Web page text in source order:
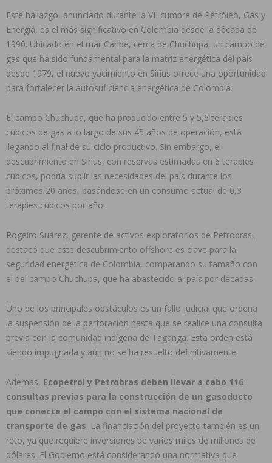
Este hallazgo, anunciado durante la VII cumbre de Petróleo, Gas y
Energía, es el más significativo en Colombia desde la década de
1990. Ubicado en el mar Caribe, cerca de Chuchupa, un campo de
gas que ha sido fundamental para la matriz energética del país
desde 1979, el nuevo yacimiento en Sirius ofrece una oportunidad
para fortalecer la autosuficiencia energética de Colombia.
El campo Chuchupa, que ha producido entre 5 y 5,6 terapies
cúbicos de gas a lo largo de sus 45 años de operación, está
llegando al final de su ciclo productivo. Sin embargo, el
descubrimiento en Sirius, con reservas estimadas en 6 terapies
cúbicos, podría suplir las necesidades del país durante los
próximos 20 años, basándose en un consumo actual de 0,3
terapies cúbicos por año.
Rogeiro Suárez, gerente de activos exploratorios de Petrobras,
destacó que este descubrimiento offshore es clave para la
seguridad energética de Colombia, comparando su tamaño con
el del campo Chuchupa, que ha abastecido al país por décadas.
Uno de los principales obstáculos es un fallo judicial que ordena
la suspensión de la perforación hasta que se realice una consulta
previa con la comunidad indígena de Taganga. Esta orden está
siendo impugnada y aún no se ha resuelto definitivamente.
Además, Ecopetrol y Petrobras deben llevar a cabo 116
consultas previas para la construcción de un gasoducto
que conecte el campo con el sistema nacional de
transporte de gas. La financiación del proyecto también es un
reto, ya que requiere inversiones de varios miles de millones de
dólares. El Gobierno está considerando una normativa que